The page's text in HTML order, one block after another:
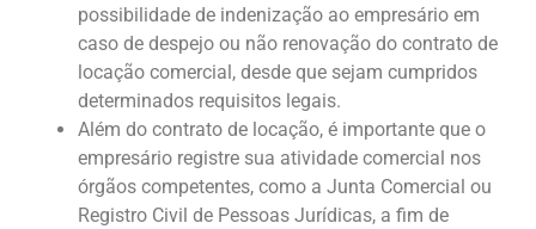
possibilidade de indenização ao empresário em
caso de despejo ou não renovação do contrato de
locação comercial, desde que sejam cumpridos
determinados requisitos legais.
Além do contrato de locação, é importante que o
empresário registre sua atividade comercial nos
órgãos competentes, como a Junta Comercial ou
Registro Civil de Pessoas Jurídicas, a fim de